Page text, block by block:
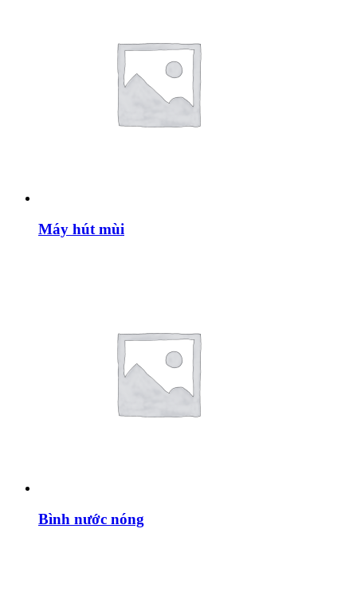
Máy hút mùi
Bình nước nóng